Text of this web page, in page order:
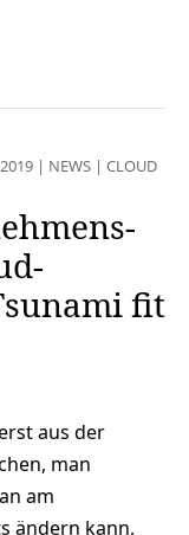
| NEWS | CLOUD
fit
aus der
man
am
ändern kann,